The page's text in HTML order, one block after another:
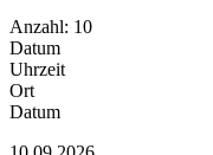
Anzahl: 10
Datum
Uhrzeit
Ort
Datum